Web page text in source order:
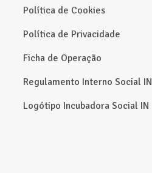
Política de Cookies
Política de Privacidade
Ficha de Operação
Regulamento Interno Social IN
Logótipo Incubadora Social IN